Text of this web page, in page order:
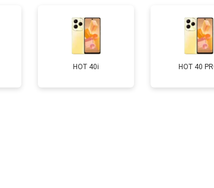
HOT 40i HOT 40